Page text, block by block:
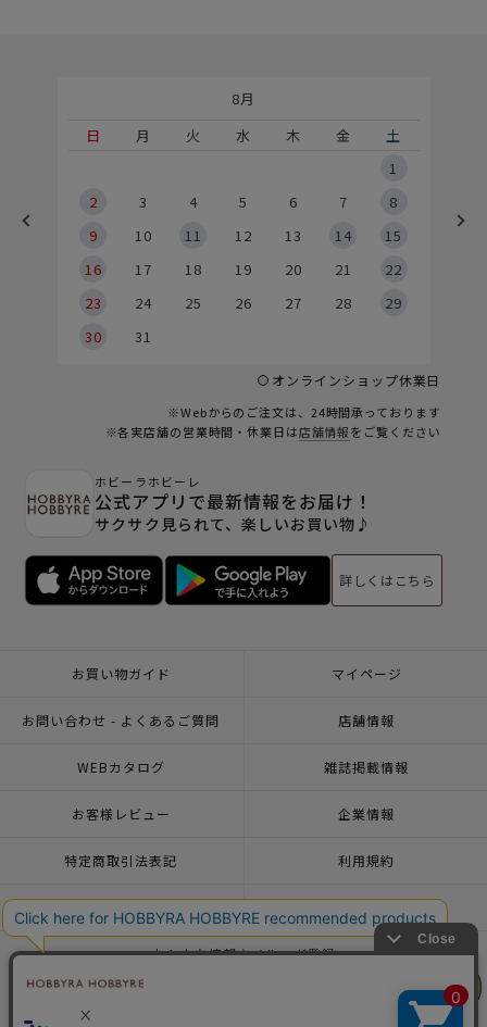
フェア
フェア
8月
日
月 火 水 木 金
土
1
2
3 4 5 6 7
8
9
10 11 12 13 14
15
16
17 18 19 20 21
22
23
24 25 26 27 28
29
30
31
オンラインショップ休業日
※Webからのご注文は、24時間承っております
※各実店舗の営業時間・休業日は店舗情報をご覧ください
ホビーラホビーレ
公式アプリで最新情報をお届け！
サクサク見られて、楽しいお買い物♪
詳しくはこちら
お買い物ガイド マイページ
お問い合わせ - よくあるご質問 店舗情報
WEBカタログ 雑誌掲載情報
お客様レビュー 企業情報
特定商取引法表記 利用規約
一緒に働こう♪求人情報
おトクな情報♪メルマガ登録